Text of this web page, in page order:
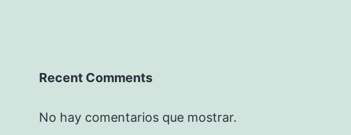
Recent Comments
No hay comentarios que mostrar.